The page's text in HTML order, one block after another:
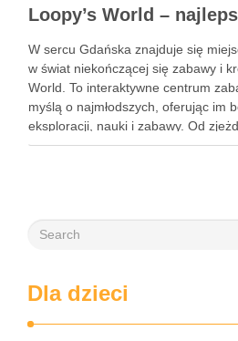
W sercu Gdańska znajduje się
w świat niekończącej się zabawy i
World. To interaktywne centrum
myślą o najmłodszych, oferując im
eksploracji, nauki i zabawy. Od
strefy, Loopy’s World zaspokaja
Dla dzieci